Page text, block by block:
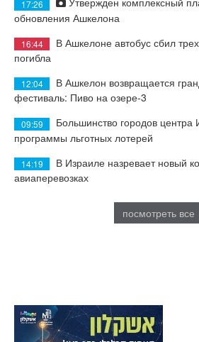
17:26
обновления Ашкелона
16:44
В Ашкелоне автобус сбил
погибла
12:04
В Ашкелон возвращается
фестиваль: Пиво на озере-3
09:59
Большинство городов центра
программы льготных лотерей
14:19
В Израиле назревает новый
авиаперевозках
посмотреть все